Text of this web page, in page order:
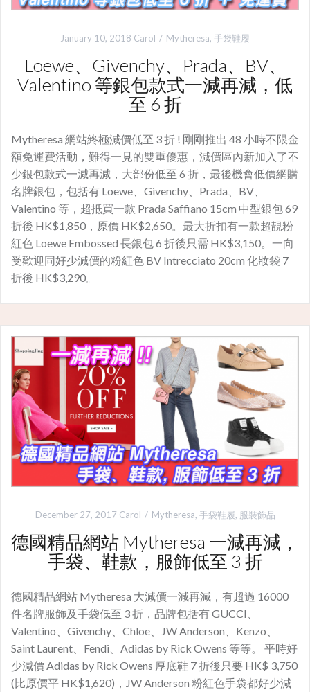
January 10, 2018 Carol Mytheresa, 手袋鞋履
Loewe、Givenchy、Prada、BV、
Valentino 等銀包款式一減再減，低
至 6 折
Mytheresa 網站終極減價低至 3 折 ! 剛剛推出 48 小時不限金
額免運費活動，難得一見的雙重優惠，減價區內新加入了不
少銀包款式一減再減，大部份低至 6 折，最後機會低價網購
名牌銀包，包括有 Loewe、Givenchy、Prada、BV、
Valentino 等，超抵買一款 Prada Saffiano 15cm 中型銀包 69
折後 HK$1,850，原價 HK$2,650。最大折扣有一款超靚粉
紅色 Loewe Embossed 長銀包 6 折後只需 HK$3,150。一向
受歡迎同好少減價的粉紅色 BV Intrecciato 20cm 化妝袋 7
折後 HK$3,290。
December 27, 2017 Carol Mytheresa, 手袋鞋履, 服裝飾品
德國精品網站 Mytheresa 一減再減，
手袋、鞋款，服飾低至 3 折
德國精品網站 Mytheresa 大減價一減再減，有超過 16000
件名牌服飾及手袋低至 3 折，品牌包括有 GUCCI、
Valentino、Givenchy、Chloe、JW Anderson、Kenzo、
Saint Laurent、Fendi、Adidas by Rick Owens 等等。 平時好
少減價 Adidas by Rick Owens 厚底鞋 7 折後只要 HK$ 3,750
(比原價平 HK$1,620)，JW Anderson 粉紅色手袋都好少減